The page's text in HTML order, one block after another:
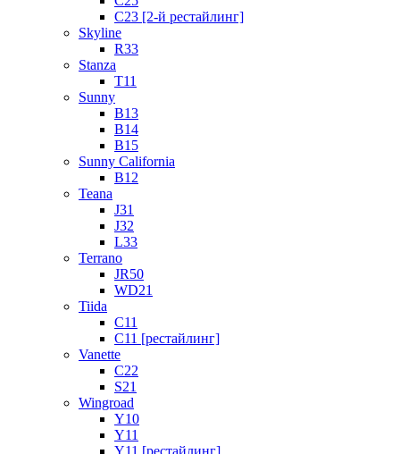
С23 [2-й рестайлинг]
Skyline
R33
Stanza
T11
Sunny
B13
B14
B15
Sunny California
B12
Teana
J31
J32
L33
Terrano
JR50
WD21
Tiida
C11
C11 [рестайлинг]
Vanette
C22
S21
Wingroad
Y10
Y11
Y11 [рестайлинг]